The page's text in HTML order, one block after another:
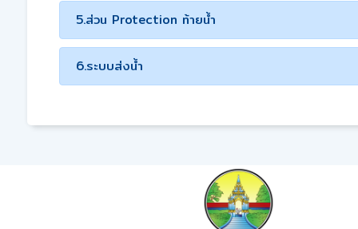
5.ส่วน Protection ท้ายน้ำ
6.ระบบส่งน้ำ